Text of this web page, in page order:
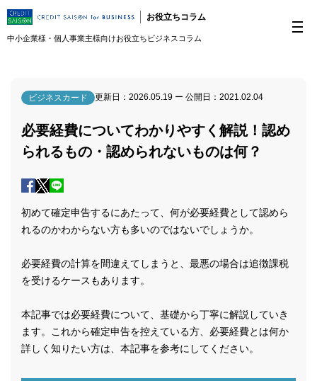
お役立ちコラム
中小企業様・個人事業主様向けお役立ちビジネスコラム
ビジネスカード 更新日： 2026.05.19 ー 公開日： 2021.02.04
必要経費についてわかりやすく解説！認め
られるもの・認められないものは何？
初めて確定申告するにあたって、何が必要経費として認めら
れるのかわからない方も多いのではないでしょうか。
必要経費の計算を間違えてしまうと、最悪の場合は追徴課税
を受けるケースもあります。
本記事では必要経費について、基礎から丁寧に解説していき
ます。これから確定申告を控えている方、必要経費とは何か
詳しく知りたい方は、本記事を参考にしてください。